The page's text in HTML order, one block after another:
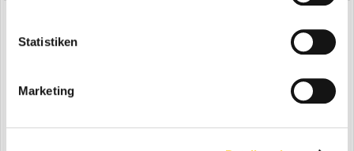
Statistiken
Marketing